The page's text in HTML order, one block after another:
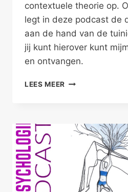
contextuele theorie op.
legt in deze podcast de
aan de hand van de
jij kunt hierover kunt
en ontvangen.
LEES MEER GEWOON